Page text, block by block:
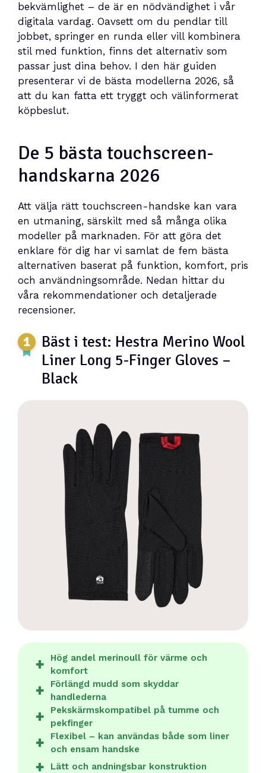
bekvämlighet – de är en nödvändighet i vår
digitala vardag. Oavsett om du pendlar till
jobbet, springer en runda eller vill kombinera
stil med funktion, finns det alternativ som
passar just dina behov. I den här guiden
presenterar vi de bästa modellerna 2026, så
att du kan fatta ett tryggt och välinformerat
köpbeslut.
De 5 bästa touchscreen-
handskarna 2026
Att välja rätt touchscreen-handske kan vara
en utmaning, särskilt med så många olika
modeller på marknaden. För att göra det
enklare för dig har vi samlat de fem bästa
alternativen baserat på funktion, komfort, pris
och användningsområde. Nedan hittar du
våra rekommendationer och detaljerade
recensioner.
Bäst i test: Hestra Merino Wool
Liner Long 5-Finger Gloves –
Black
Hög andel merinoull för värme och
komfort
Förlängd mudd som skyddar
handlederna
Pekskärmskompatibel på tumme och
pekfinger
Flexibel – kan användas både som liner
och ensam handske
Lätt och andningsbar konstruktion